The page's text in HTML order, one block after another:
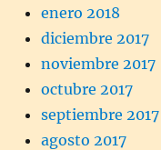
enero 2018
diciembre 2017
noviembre 2017
octubre 2017
septiembre 2017
agosto 2017